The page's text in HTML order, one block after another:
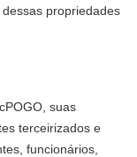
propriedades
suas
terceirizados e
funcionários,